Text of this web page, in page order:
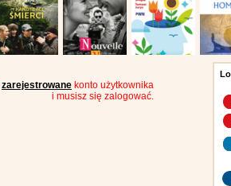
zarejestrowane konto użytkownika
i musisz się zalogować.